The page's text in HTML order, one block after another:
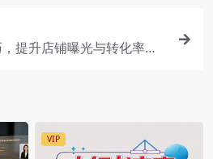
提升店铺曝光与转化率，
VIP